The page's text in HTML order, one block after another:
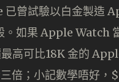
已曾試驗以白金製造
。如果 Apple Watch
高可比18K 金的
倍；小記數學唔好，